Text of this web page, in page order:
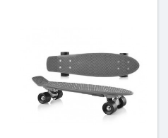
Материал
Резина